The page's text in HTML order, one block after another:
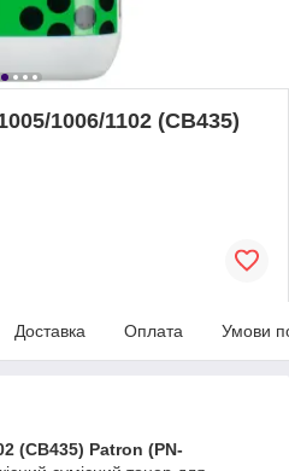
1006/1102 (CB435)
Доставка Оплата Умови
(CB435) Patron (PN-